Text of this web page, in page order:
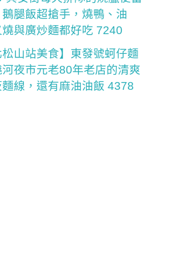
腿飯超搶手，燒鴨、油
燒與廣炒麵都好吃 7240
松山站美食】東發號蚵仔麵
夜市元老80年老店的清爽
麵線，還有麻油油飯 4378